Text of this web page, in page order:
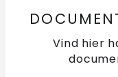
Vind hier